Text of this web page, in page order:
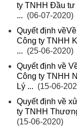
ty TNHH Đầu tư
... (06-07-2020)
Quyết định
Công ty TNHH
... (25-06-2020)
Quyết định về
Công ty TNHH
Lý ... (15-06-
Quyết định về
ty TNHH
(15-06-2020)